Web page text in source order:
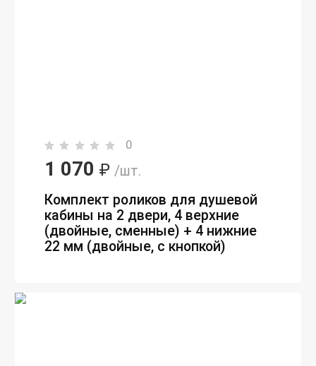
0
1 070 ₽ /шт.
Комплект роликов для душевой
кабины на 2 двери, 4 верхние
(двойные, сменные) + 4 нижние
22 мм (двойные, с кнопкой)